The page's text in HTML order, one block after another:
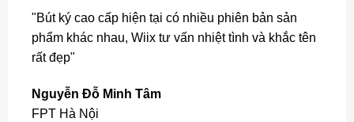
"Bút ký cao cấp hiện tại có nhiều phiên bản sản
phẩm khác nhau, Wiix tư vấn nhiệt tình và khắc tên
rất đẹp"
Nguyễn Đỗ Minh Tâm
FPT Hà Nội